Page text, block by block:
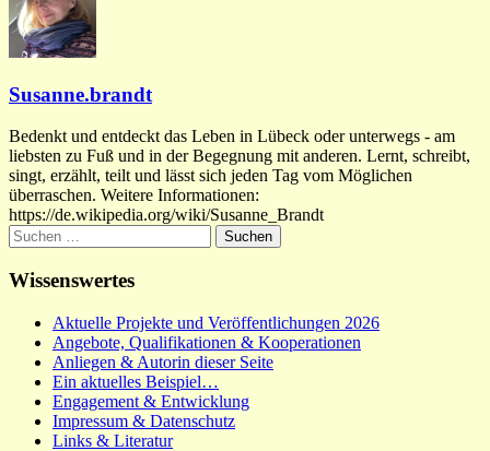
Susanne.brandt
Bedenkt und entdeckt das Leben in Lübeck oder unterwegs - am
liebsten zu Fuß und in der Begegnung mit anderen. Lernt, schreibt,
singt, erzählt, teilt und lässt sich jeden Tag vom Möglichen
überraschen. Weitere Informationen:
https://de.wikipedia.org/wiki/Susanne_Brandt
Suchen
nach:
Wissenswertes
Aktuelle Projekte und Veröffentlichungen 2026
Angebote, Qualifikationen & Kooperationen
Anliegen & Autorin dieser Seite
Ein aktuelles Beispiel…
Engagement & Entwicklung
Impressum & Datenschutz
Links & Literatur